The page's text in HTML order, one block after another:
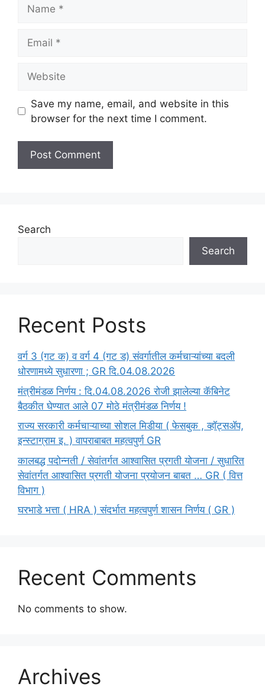
Save my name, email, and website in this
browser for the next time I comment.
Search
Search
Recent Posts
वर्ग 3 (गट क) व वर्ग 4 (गट ड) संवर्गातील कर्मचाऱ्यांच्या बदली
धोरणामध्ये सुधारणा ; GR दि.04.08.2026
मंत्रीमंडळ निर्णय : दि.04.08.2026 रोजी झालेल्या कॅबिनेट
बैठकीत घेण्यात आले 07 मोठे मंत्रीमंडळ निर्णय !
राज्य सरकारी कर्मचाऱ्याच्या सोशल मिडीया ( फेसबुक , व्हॉट्सॲप,
इन्स्टाग्राम इ. ) वापराबाबत महत्वपुर्ण GR
कालबद्ध पदोन्नती / सेवांतर्गत आश्वासित प्रगती योजना / सुधारित
सेवांतर्गत आश्वासित प्रगती योजना प्रयोजन बाबत … GR ( वित्त
विभाग )
घरभाडे भत्ता ( HRA ) संदर्भात महत्वपुर्ण शासन निर्णय ( GR )
Recent Comments
No comments to show.
Archives